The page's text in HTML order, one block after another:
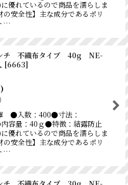
優れているので商品を濡らしま
安全性】主な成分であるポリ
…
チ 不織布タイプ 40g NE-
[6663]
●入数：400●寸法：
容量：40ｇ●特徴：結露防止
優れているので商品を濡らしま
安全性】主な成分であるポリ
…